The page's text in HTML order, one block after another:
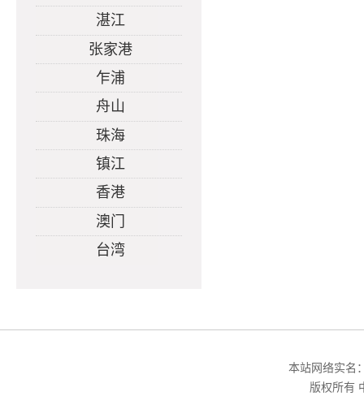
湛江
张家港
乍浦
舟山
珠海
镇江
香港
澳门
台湾
本站网络实名
版权所有